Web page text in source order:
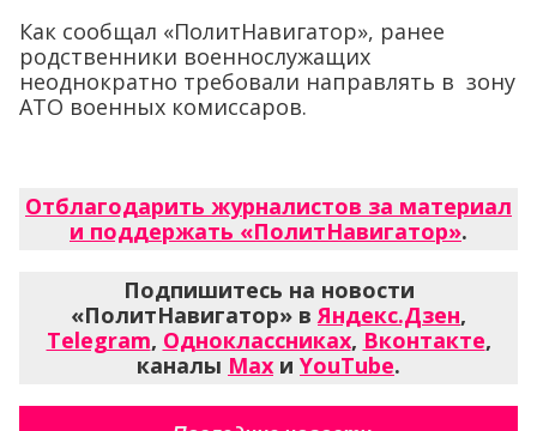
Как сообщал «ПолитНавигатор», ранее
родственники военнослужащих
неоднократно требовали направлять в зону
АТО военных комиссаров.
Отблагодарить журналистов за материал
и поддержать «ПолитНавигатор».
Подпишитесь на новости
«ПолитНавигатор» вЯндекс.Дзен,
Telegram, Одноклассниках, Вконтакте,
каналы Max и YouTube.